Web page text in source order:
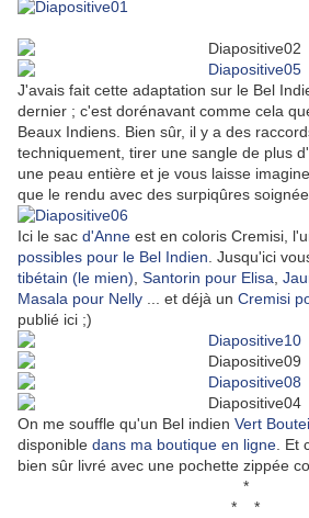
J'avais fait cette adaptation sur le Bel
dernier ; c'est dorénavant comme cela
Beaux Indiens. Bien sûr, il y a des
techniquement, tirer une sangle de plus
une peau entière et je vous laisse
que le rendu avec des surpiqûres
Ici le sac d'Anne est en coloris Cremisi,
possibles pour le Bel Indien . Jusqu'ici
tibétain (le mien) Santorin pour Elisa
Masala pour Nelly ... et déjà un Cremisi
publié ici ;)
On me souffle qu'un Bel indien Vert
disponible dans ma boutique en ligne .
bien sûr livré avec une pochette zippée
*
* *